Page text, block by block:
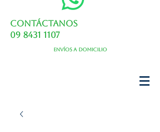
Contáctanos
09 8431 1107
Envíos a domicilio